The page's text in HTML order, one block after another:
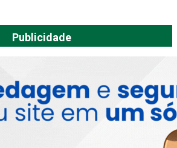
Publicidade